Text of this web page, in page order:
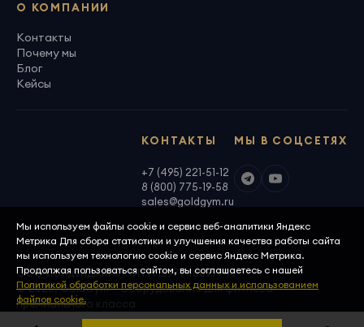
О КОМПАНИИ
Контакты
Почему мы
Блог
Кейсы
МЫ В СОЦСЕТЯХ
КОНТАКТЫ
+7 (495) 221-51-12
8 (800) 775-19-58
sales@goldgym.ru
ООО «Голденджим» · ОГРН 1097746699940
© 2026, GoldGym — оборудование для фитнеса
премиального класса
Политика конфиденциальности
Мы используем файлы cookie и сервис веб-аналитики Яндекс
Метрика Для сбора статистики и улучшения качества работы сайта
мы используем технологию cookie и сервис Яндекс Метрика.
Продолжая пользоваться сайтом, вы соглашаетесь с нашей
Политикой обработки персональных данных и использованием
файлов cookie.